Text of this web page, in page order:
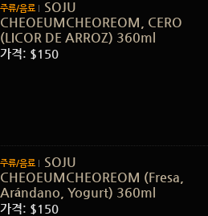
주류/음료
SOJU
CHEOEUMCHEOREOM, CERO
(LICOR DE ARROZ) 360ml
가격: $150
주류/음료
SOJU
CHEOEUMCHEOREOM (Fresa,
Arándano, Yogurt) 360ml
가격: $150